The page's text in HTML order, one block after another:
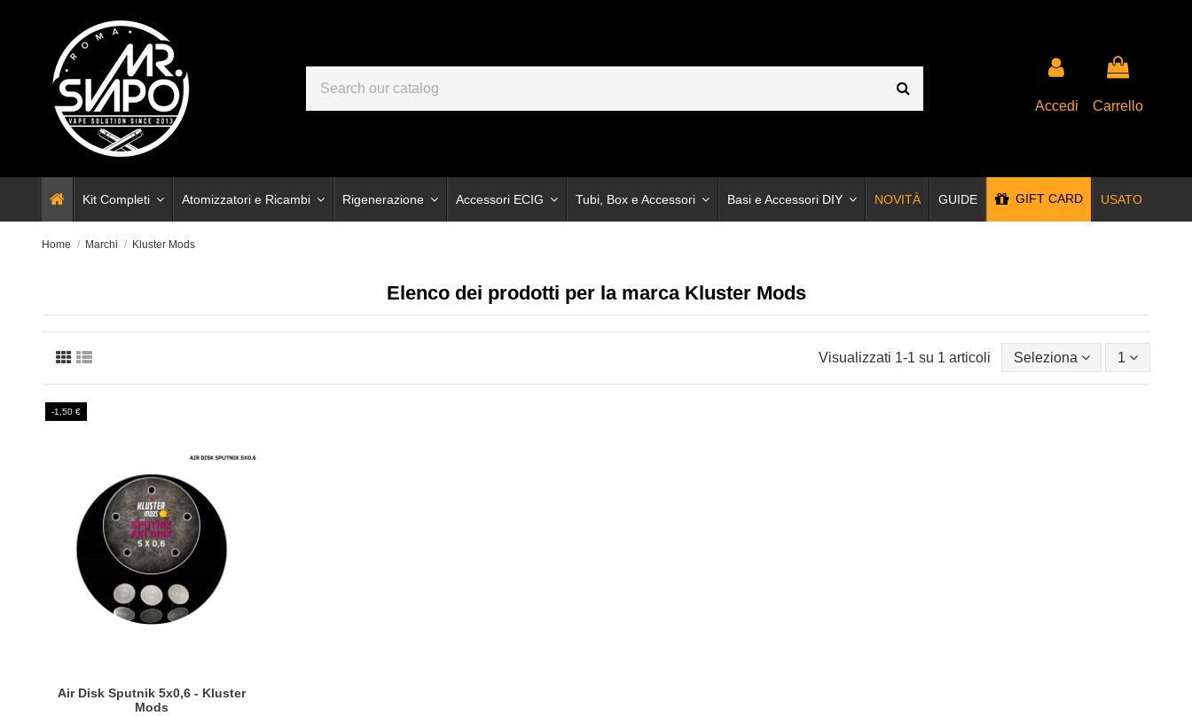
Accedi Carrello
Kit Completi Atomizzatori e Ricambi Rigenerazione Accessori ECIG Tubi, Box e Accessori Basi e Accessori DIY NOVITÀ GUIDE GIFT CARD USATO
Home Marchi Kluster Mods
Elenco dei prodotti per la marca Kluster Mods
Visualizzati 1-1 su 1 articoli Seleziona 1
-1,50 €
Air Disk Sputnik 5x0,6 - Kluster
Mods